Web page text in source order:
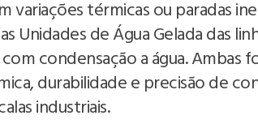
variações térmicas ou paradas
Unidades de Água Gelada das
condensação a água. Ambas
durabilidade e precisão de
industriais.